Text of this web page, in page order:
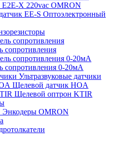
X 220vac OMRON
Оптоэлектронный
сопротивления
сопротивления 0-20мА
Ультразвуковые датчики
Щелевой датчик HOA
Щелевой оптрон KTIR
Энкодеры OMRON